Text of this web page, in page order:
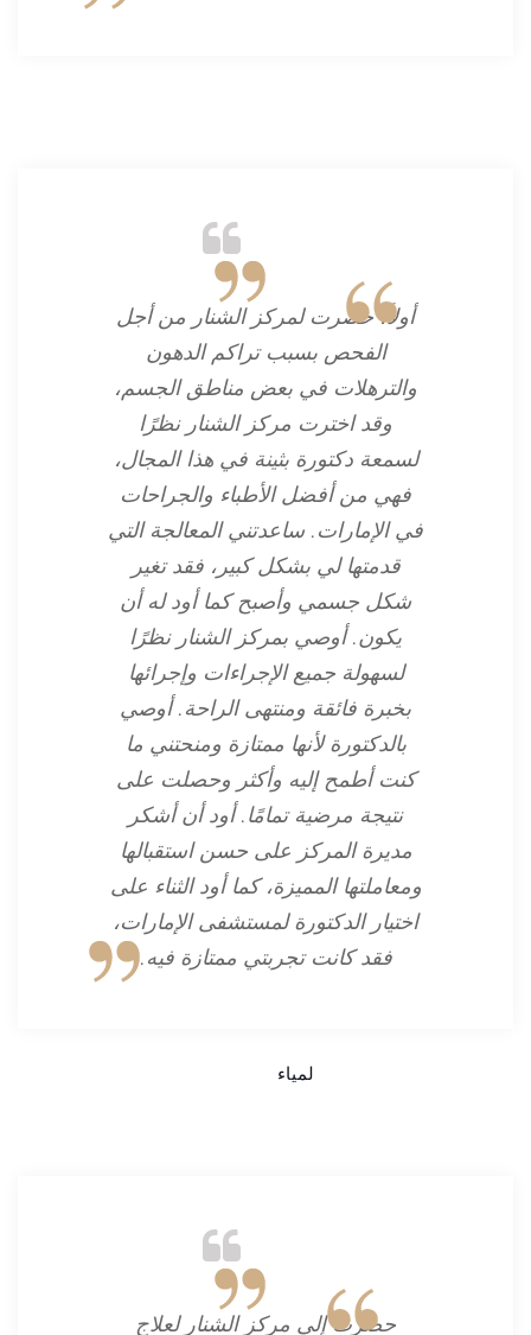
أولاً، حضرت لمركز الشنار من أجل
الفحص بسبب تراكم الدهون
والترهلات في بعض مناطق الجسم،
وقد اخترت مركز الشنار نظرًا
لسمعة دكتورة بثينة في هذا المجال،
فهي من أفضل الأطباء والجراحات
في الإمارات. ساعدتني المعالجة التي
قدمتها لي بشكل كبير، فقد تغير
شكل جسمي وأصبح كما أود له أن
يكون. أوصي بمركز الشنار نظرًا
لسهولة جميع الإجراءات وإجرائها
بخبرة فائقة ومنتهى الراحة. أوصي
بالدكتورة لأنها ممتازة ومنحتني ما
كنت أطمح إليه وأكثر وحصلت على
نتيجة مرضية تمامًا. أود أن أشكر
مديرة المركز على حسن استقبالها
ومعاملتها المميزة، كما أود الثناء على
اختيار الدكتورة لمستشفى الإمارات،
فقد كانت تجربتي ممتازة فيه.
لمياء
حضرت إلى مركز الشنار لعلاج